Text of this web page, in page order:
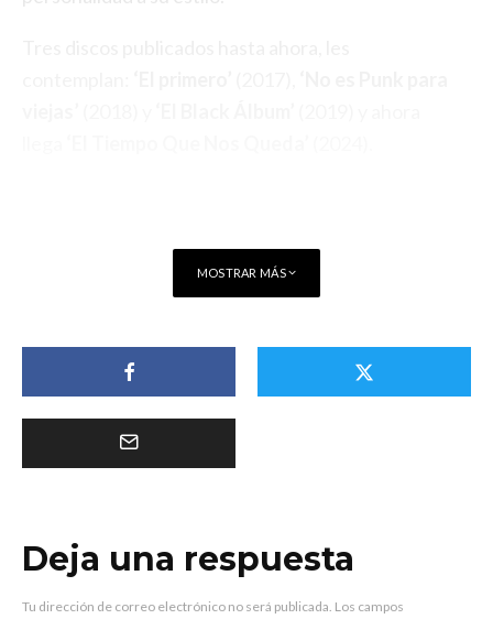
MOSTRAR MÁS
Deja una respuesta
Tu dirección de correo electrónico no será publicada. Los campos